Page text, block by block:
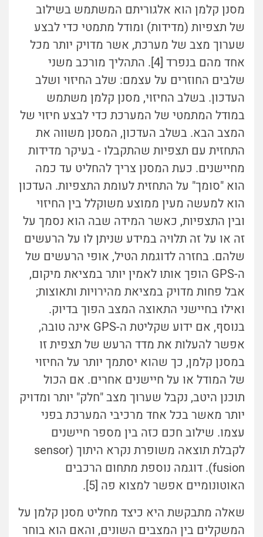
מסנן קלמן הוא אלגוריתם המשתמש בשילוב
של תצפיות (מדידות) ומודל מתמטי כדי לבצע
שערוך מצב של מערכת, אשר מדויק יותר מכל
אחד מהם בנפרד [4]. התהליך מורכב משני
שלבים החוזרים על עצמם: שלב החיזוי ושלב
העדכון. בשלב החיזוי, מסנן קלמן משתמש
במודל המתמטי של המערכת כדי לבצע חיזוי של
המצב הבא. בשלב העדכון, המסנן משווה את
התחזית עם תצפיות שהתקבלו - בעיקר מדידות
מחיישנים. כעת המסנן צריך להחליט עד כמה
הוא "סומך" על התחזית לעומת התצפיות. העדכון
הוא למעשה מעין ממוצע משוקלל בין החיזוי
ובין התצפיות, כאשר המידה שבה הוא נסמך על
זה או על זה תלויה במידע שניתן לו על הרעשים
שלהם. בחזרה לדוגמת הטיל, אופי הרעשים של
ה-GPS הופך אותו לאמין יותר במציאת מיקום,
אבל פחות מדויק במציאת מהירויות ותאוצות;
ואילו בחיישני התאוצה המצב הפוך בדיוק.
בנוסף, אם ידוע שקליטת ה-GPS אינה טובה,
אפשר להעלות את מדד הרעש של תצפית זו
במסנן קלמן, כך שהוא יסתמך יותר על החיזוי
של המודל או על חיישנים אחרים. אם הכול
תוכנן היטב, נקבל שערוך מצב "חלק" יותר ומדויק
יותר מאשר בכל אחד מרכיבי המערכת בפני
עצמו. שילוב חכם כזה בין מספר חיישנים
לקבלת תוצאה משופרת נקרא היתוך (sensor
fusion). דוגמה נוספת מתחום הרכבים
האוטונומיים אפשר למצוא פה [5].
שאלה מתבקשת היא כיצד מחליט מסנן קלמן על
המשקלים בין המצבים השונים, והאם הוא בוחר